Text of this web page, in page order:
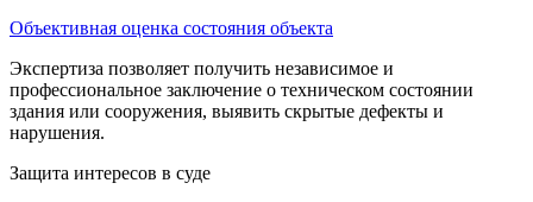
Объективная оценка состояния объекта
Экспертиза позволяет получить независимое и
профессиональное заключение о техническом состоянии
здания или сооружения, выявить скрытые дефекты и
нарушения.
Защита интересов в суде